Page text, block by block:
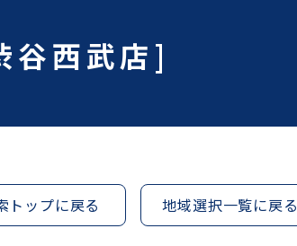
西武店]
トップに戻る 地域選択一覧に戻る